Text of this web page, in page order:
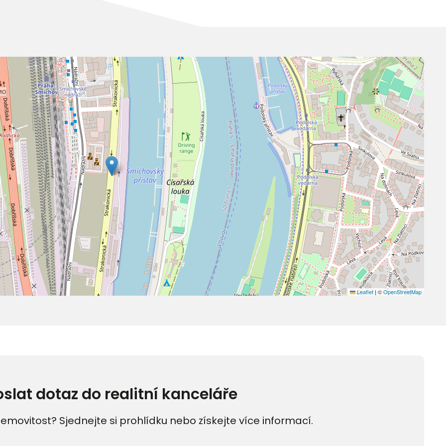
Leaflet | ©OpenStreetMap
dotaz do realitní kanceláře
Sjednejte si prohlídku nebo získejte více informací.